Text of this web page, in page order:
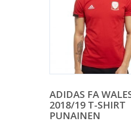
ADIDAS FA
2018/19 T-SHIRT
PUNAINEN